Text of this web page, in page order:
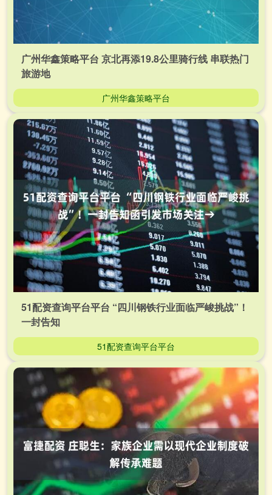
广州华鑫策略平台 京北再添19.8公里骑行线 串联热门
旅游地
广州华鑫策略平台
51配资查询平台平台 “四川钢铁行业面临严峻挑战”！
一封告知
51配资查询平台平台